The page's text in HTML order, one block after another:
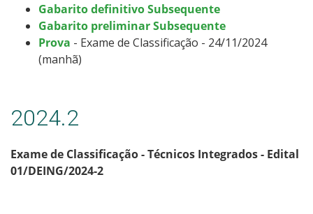
Gabarito definitivo Subsequente
Gabarito preliminar Subsequente
Prova - Exame de Classificação - 24/11/2024
(manhã)
2024.2
Exame de Classificação - Técnicos Integrados - Edital
01/DEING/2024-2